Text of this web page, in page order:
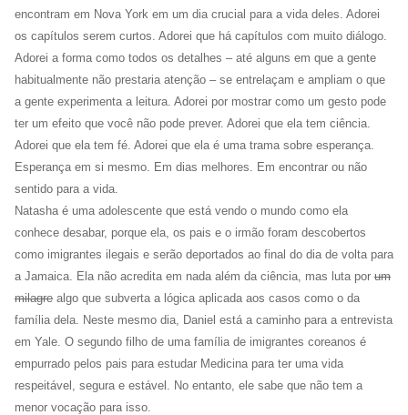
encontram em Nova York em um dia crucial para a vida deles. Adorei
os capítulos serem curtos. Adorei que há capítulos com muito diálogo.
Adorei a forma como todos os detalhes – até alguns em que a gente
habitualmente não prestaria atenção – se entrelaçam e ampliam o que
a gente experimenta a leitura. Adorei por mostrar como um gesto pode
ter um efeito que você não pode prever. Adorei que ela tem ciência.
Adorei que ela tem fé. Adorei que ela é uma trama sobre esperança.
Esperança em si mesmo. Em dias melhores. Em encontrar ou não
sentido para a vida.
Natasha é uma adolescente que está vendo o mundo como ela
conhece desabar, porque ela, os pais e o irmão foram descobertos
como imigrantes ilegais e serão deportados ao final do dia de volta para
a Jamaica. Ela não acredita em nada além da ciência, mas luta por um
milagre algo que subverta a lógica aplicada aos casos como o da
família dela. Neste mesmo dia, Daniel está a caminho para a entrevista
em Yale. O segundo filho de uma família de imigrantes coreanos é
empurrado pelos pais para estudar Medicina para ter uma vida
respeitável, segura e estável. No entanto, ele sabe que não tem a
menor vocação para isso.